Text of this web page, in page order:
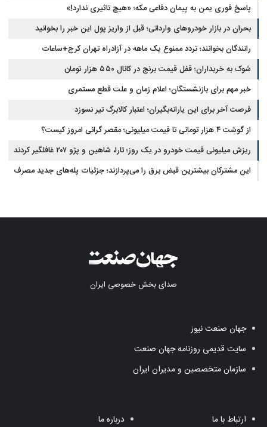
پاسخ فوری یمن به پیمان دفاعی مکه؛ «هیچ تاثیری ندارد!»
بحران در بازار خودروهای وارداتی؛ قبل از واریز پول این خبر را بخوانید
رانندگان بخوانند؛ تردد ممنوع یک ماهه در آزادراه تهران کرج+ساعات
شوک به خریداران؛ قفل قیمت برنج در کانال ۵۵۰ هزار تومان
خبر مهم برای بازنشستگان؛ اعلام زمان و علت قطع مستمری
فرصت آخر برای این یارانه‌بگیران؛ اعتبار کالابرگ تیر نسوزد
از گوشت ۴ هزار تومانی تا قیمت میلیونی؛ مقصر گرانی امروز کیست؟
ریزش میلیونی قیمت خودرو در یک روز؛ تارا، شاهین و پژو ۲۰۷ غافلگیر کردند
این مشترکان بیشترین قبض برق را می‌پردازند؛ جزئیات پله‌های جدید مصرف
صدای بخش خصوصی ایران
جهان صنعت نیوز
سایت قدیمی روزنامه جهان صنعت
سازمان متخصصین و مدیران ایران
ارتباط با ما درباره ما